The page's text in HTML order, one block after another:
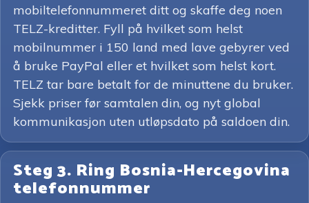
mobiltelefonnummeret ditt og skaffe deg noen
TELZ-kreditter. Fyll på hvilket som helst
mobilnummer i 150 land med lave gebyrer ved
å bruke PayPal eller et hvilket som helst kort.
TELZ tar bare betalt for de minuttene du bruker.
Sjekk priser før samtalen din, og nyt global
kommunikasjon uten utløpsdato på saldoen din.
Steg 3. Ring Bosnia-Hercegovina
telefonnummer